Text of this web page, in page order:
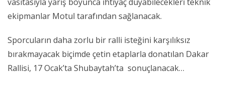
ekipmanlar Motul tarafından sağlanacak.
Sporcuların daha zorlu bir ralli isteğini karşılıksız
bırakmayacak biçimde çetin etaplarla donatılan Dakar
Rallisi, 17 Ocak’ta Shubaytah’ta sonuçlanacak…